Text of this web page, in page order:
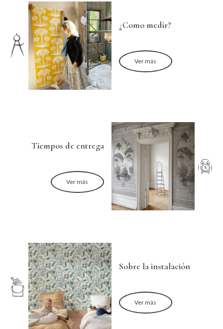
¿Como medir?
Ver más
Tiempos de entrega
Ver más
Sobre la instalación
Ver más